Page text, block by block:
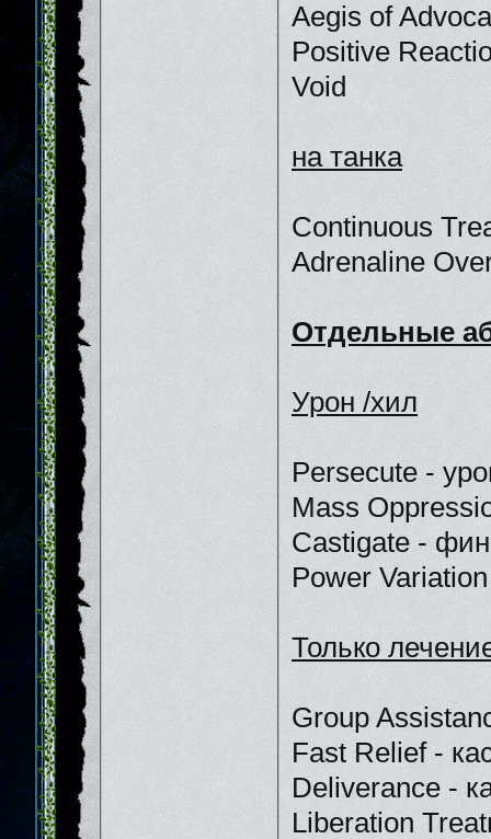
Aegis of
Positive
Void
на танка
Continuous
Adrenaline
Отдельные
Урон /хил
Persecute -
Mass
Castigate -
Power
Только
Group
Fast Relief -
Deliverance -
Liberation